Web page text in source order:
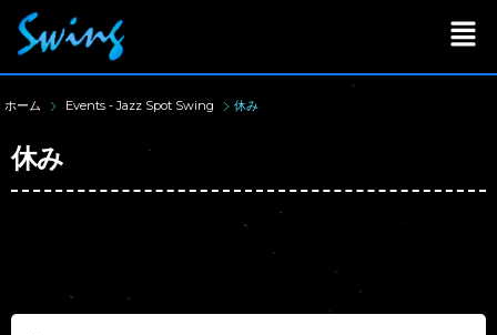
ホーム Events - Jazz Spot Swing 休み
休み